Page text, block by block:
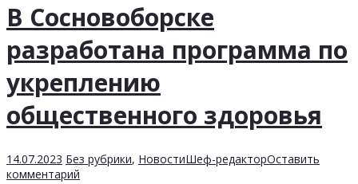
В Сосновоборске
разработана программа по
укреплению
общественного здоровья
14.07.2023 Без рубрики, НовостиШеф-редакторОставить
комментарий